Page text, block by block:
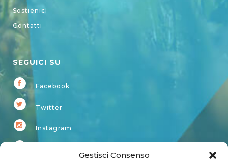
Gestisci Consenso
Sostienici
Contatti
SEGUICI SU
Facebook
Twitter
Instagram